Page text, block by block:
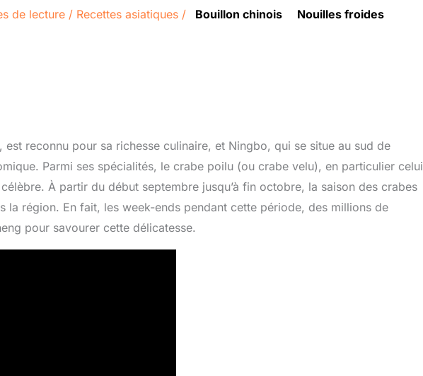
de lecture / Recettes asiatiques / Bouillon chinois
Nouilles froides
reconnu pour sa richesse culinaire, et Ningbo, qui se situe au sud de
Parmi ses spécialités, le crabe poilu (ou crabe velu), en particulier celui
À partir du début septembre jusqu’à fin octobre, la saison des crabes
la région. En fait, les week-ends pendant cette période, des millions de
pour savourer cette délicatesse.